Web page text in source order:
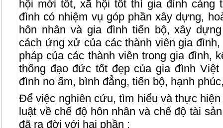
hội mới tốt, xã hội tốt thì gia đình càng
đình có nhiệm vụ góp phần xây dựng,
hôn nhân và gia đình tiến bộ, xây
cách ứng xử của các thành viên gia
pháp của các thành viên trong gia đình,
thống đạo đức tốt đẹp của gia đình
đình no ấm, bình đẳng, tiến bộ, hạnh
Để việc nghiên cứu, tìm hiểu và thực
luật về chế độ hôn nhân và chế độ tài
đã ra đời với hai phần :